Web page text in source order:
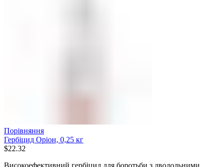
Порівняння
Гербіцид Оріон, 0,25 кг
$22.32
Високоефективний гербіцид для боротьби з дводольними